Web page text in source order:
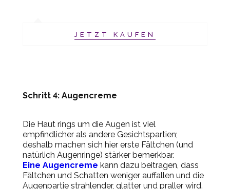
JETZT KAUFEN
Schritt 4: Augencreme
Die Haut rings um die Augen ist viel
empfindlicher als andere Gesichtspartien;
deshalb machen sich hier erste Fältchen (und
natürlich Augenringe) stärker bemerkbar.
Eine Augencreme kann dazu beitragen, dass
Fältchen und Schatten weniger auffallen und die
Augenpartie strahlender, glatter und praller wird.